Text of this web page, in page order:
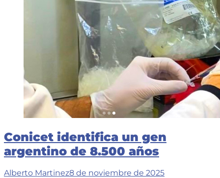
Conicet identifica un gen
argentino de 8.500 años
Alberto Martinez8 de noviembre de 2025